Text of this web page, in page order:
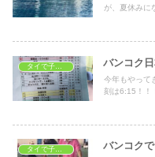
が、夏休みに
バンコク
今年もやって
刻は6:15！！
タイで子育て バンコク